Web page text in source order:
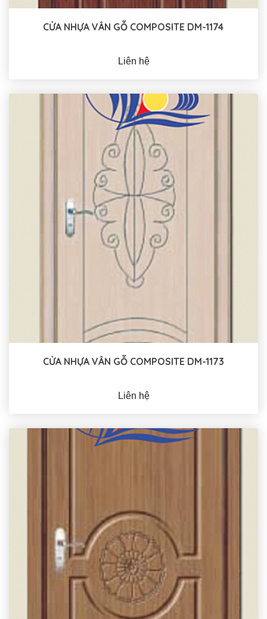
CỬA NHỰA VÂN GỖ COMPOSITE DM-1174
Liên hệ
CỬA NHỰA VÂN GỖ COMPOSITE DM-1173
Liên hệ